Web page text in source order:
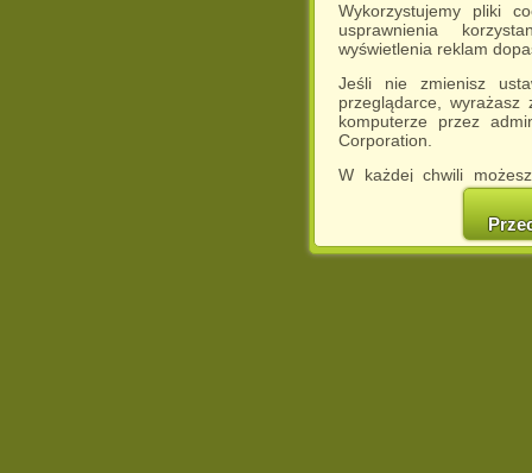
Wykorzystujemy pliki
usprawnienia
wyświetlenia reklam
Jeśli nie zmienisz
przeglądarce,
komputerze przez
Corporation.
W każdej chwili
cookies w swojej
w naszej
http://chomikuj.pl/